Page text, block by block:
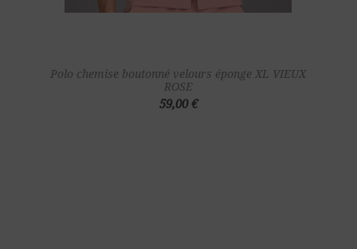
Polo chemise boutonné velours éponge XL VIEUX
ROSE
59,00 €